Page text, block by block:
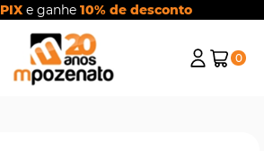
PIXe ganhe 10% de desconto
0